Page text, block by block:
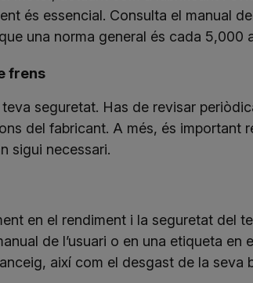
és essencial. Consulta el manual
una norma general és cada 5,000
frens
seguretat. Has de revisar
del fabricant. A més, és important
sigui necessari.
en el rendiment i la seguretat del
de l’usuari o en una etiqueta en
així com el desgast de la seva